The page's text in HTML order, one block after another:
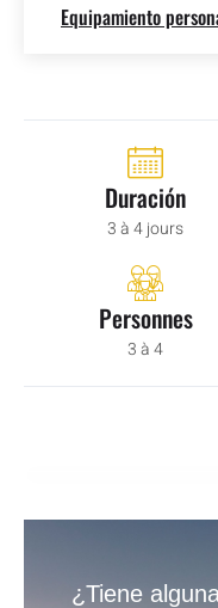
Equipamiento
Duración
3 à 4 jours
Personnes
3 à 4
¿Tiene